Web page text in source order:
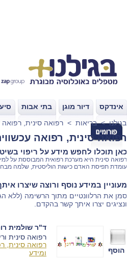
אינדקס דיור מוגן בתי אבות
בגילנו>בריאות > רפואה סינית, רפואה
רפואה סינית, רפואה
כאן תוכלו לחפש מידע על ריפוי
רפואה סינית היא מערכת רפואית המבוססת על
עומדת תפיסת האדם כישות הוליסטית, שלמה
מעוניין במידע נוסף ורוצה שיצרו
סמן את הרלוונטיים מתוך הרשימה
ונציגים יצרו איתך קשר בהקדם.
הוסף
ד"ר שולמית
רפואה סינית
רפואה סינית,
ומידע